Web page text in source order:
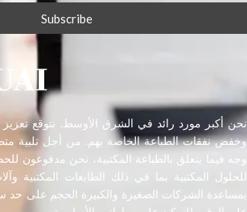
نحن أكبر مورد رائد في الشرق الأوسط. نتوقع تعزيز
وخفض نفقات الطباعة الخاصة بهم. من أجل تلبية
وجه فيما يتعلق بالطباعة المكتبية، نحن مدفوعون
للحلول المكتبية بما في ذلك الطابعات المكتبية
بمساعدة الشركات الصغيرة والكبيرة الحجم على